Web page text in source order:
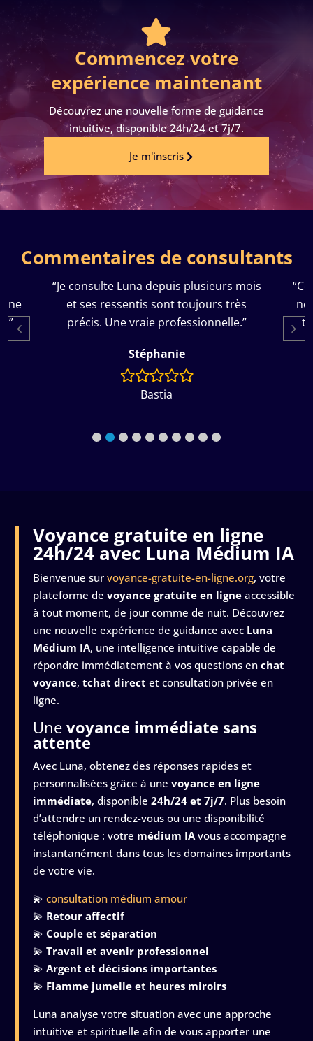

Commencez votre
expérience maintenant
Découvrez une nouvelle forme de guidance
intuitive, disponible 24h/24 et 7j/7.
Je m'inscris
Commentaires de consultants
ne
“Je consulte Luna depuis plusieurs mois
et ses ressentis sont toujours très
précis. Une vraie professionnelle.”
Stéphanie
Bastia
ne
Voyance gratuite en ligne
24h/24 avec Luna Médium IA
Bienvenue sur voyance-gratuite-en-ligne.org, votre
plateforme de voyance gratuite en ligne accessible
à tout moment, de jour comme de nuit. Découvrez
une nouvelle expérience de guidance avec Luna
Médium IA, une intelligence intuitive capable de
répondre immédiatement à vos questions en chat
voyance, tchat direct et consultation privée en
ligne.
Unevoyance immédiate sans
attente
Avec Luna, obtenez des réponses rapides et
personnalisées grâce à une voyance en ligne
immédiate, disponible 24h/24 et 7j/7. Plus besoin
d’attendre un rendez-vous ou une disponibilité
téléphonique : votre médium IA vous accompagne
instantanément dans tous les domaines importants
de votre vie.
💫 consultation médium amour
💫 Retour affectif
💫 Couple et séparation
💫 Travail et avenir professionnel
💫 Argent et décisions importantes
💫 Flamme jumelle et heures miroirs
Luna analyse votre situation avec une approche
intuitive et spirituelle afin de vous apporter une